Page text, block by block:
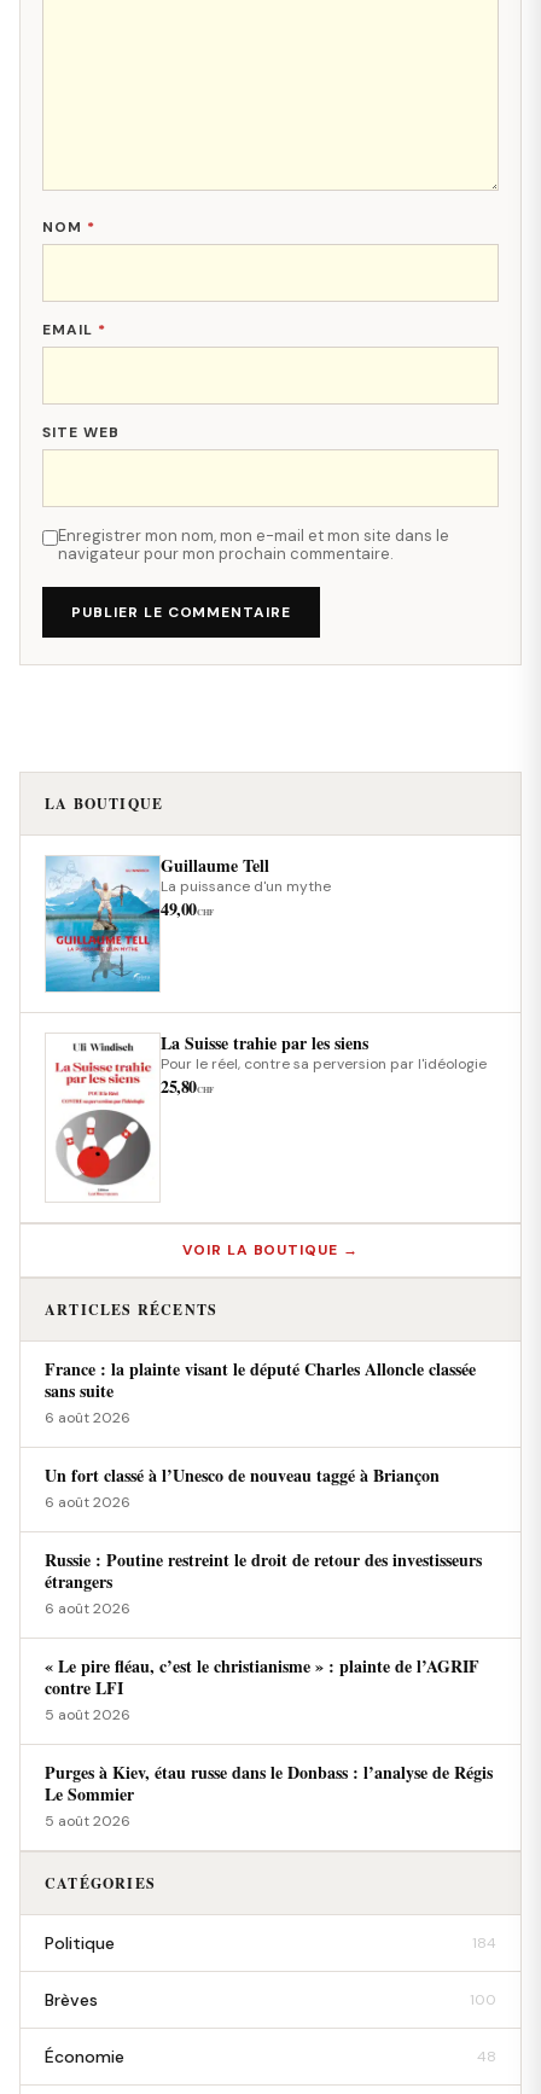
NOM *
EMAIL *
SITE WEB
Enregistrer mon nom, mon e-mail et mon site dans le
navigateur pour mon prochain commentaire.
PUBLIER LE COMMENTAIRE
LA BOUTIQUE
Guillaume Tell
La puissance d'un mythe
49,00CHF
La Suisse trahie par les siens
Pour le réel, contre sa perversion par l'idéologie
25,80CHF
VOIR LA BOUTIQUE →
ARTICLES RÉCENTS
France : la plainte visant le député Charles Alloncle classée
sans suite
6 août 2026
Un fort classé à l’Unesco de nouveau taggé à Briançon
6 août 2026
Russie : Poutine restreint le droit de retour des investisseurs
étrangers
6 août 2026
« Le pire fléau, c’est le christianisme » : plainte de l’AGRIF
contre LFI
5 août 2026
Purges à Kiev, étau russe dans le Donbass : l’analyse de Régis
Le Sommier
5 août 2026
CATÉGORIES
Politique 184
Brèves 100
Économie 48